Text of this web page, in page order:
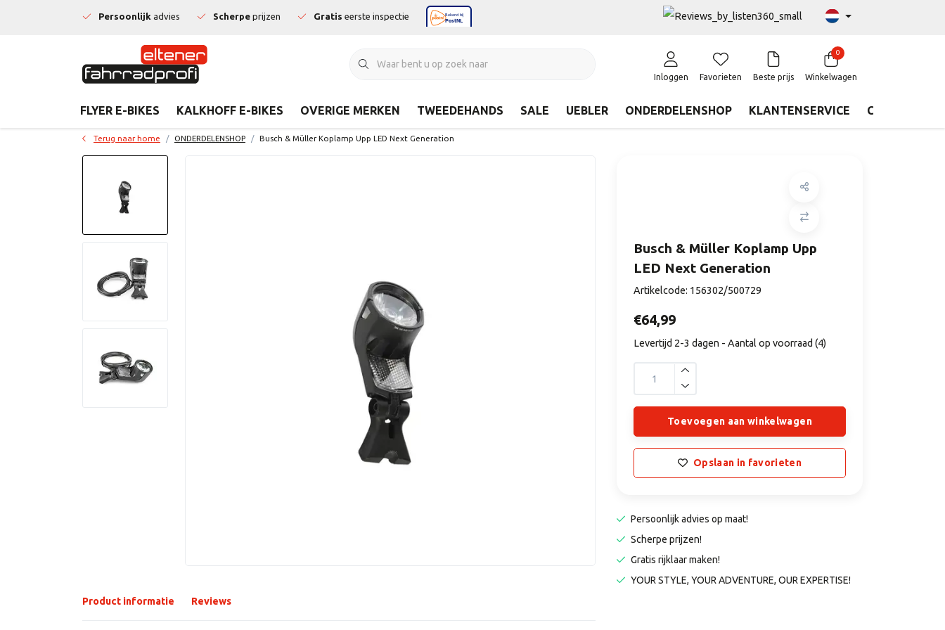
Persoonlijk advies Scherpe prijzen Gratis eerste inspectie
Inloggen Favorieten Beste prijs
0
Winkelwagen
FLYER E-BIKES KALKHOFF E-BIKES OVERIGE MERKEN TWEEDEHANDS SALE UEBLER ONDERDELENSHOP KLANTENSERVICE CONTACT
Terug naar home ONDERDELENSHOP Busch & Müller Koplamp Upp LED Next Generation
Busch & Müller Koplamp Upp
LED Next Generation
Artikelcode: 156302/500729
€64,99
Levertijd 2-3 dagen - Aantal op voorraad (4)
Toevoegen aan winkelwagen
Opslaan in favorieten
Persoonlijk advies op maat!
Scherpe prijzen!
Gratis rijklaar maken!
YOUR STYLE, YOUR ADVENTURE, OUR EXPERTISE!
Product informatie
Reviews